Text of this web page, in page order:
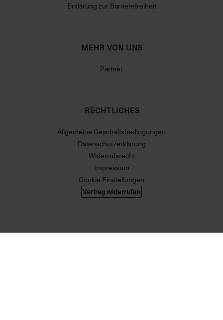
Erklärung zur Barrierefreiheit
MEHR VON UNS
Partner
RECHTLICHES
Allgemeine Geschäftsbedingungen
Datenschutzerklärung
Widerrufsrecht
Impressum
Cookie Einstellungen
Vertrag widerrufen